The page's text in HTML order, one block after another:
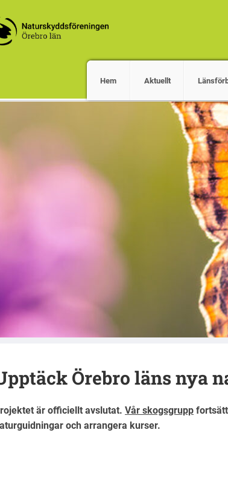
Hem Aktuellt
gör naturens röst hörd, och bevakar och
Örebro läns nya
är officiellt avslutat. Vår skogsgrupp
och arrangera kurser.